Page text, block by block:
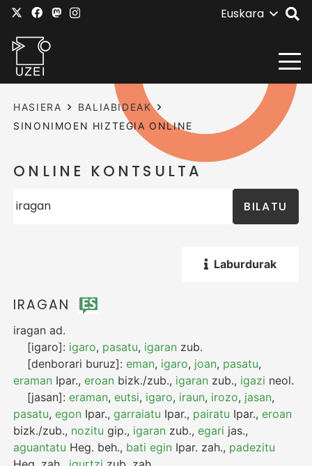
Euskara
HASIERA
BALIABIDEAK
SINONIMOEN HIZTEGIA ONLINE
ONLINE KONTSULTA
BILATU
Laburdurak
IRAGAN
iragan ad.
[igaro]: igaro, pasatu, igaran zub.
[denborari buruz]:eman, igaro, joan, pasatu,
eraman Ipar.,eroan bizk./zub., igaran zub., igazi neol.
[jasan]:eraman,eutsi, igaro, iraun, irozo, jasan,
pasatu,egon Ipar.,garraiatu Ipar., pairatu Ipar.,eroan
bizk./zub., nozitu gip., igaran zub.,egari jas.,
aguantatu Heg. beh., bati egin Ipar. zah., padezitu